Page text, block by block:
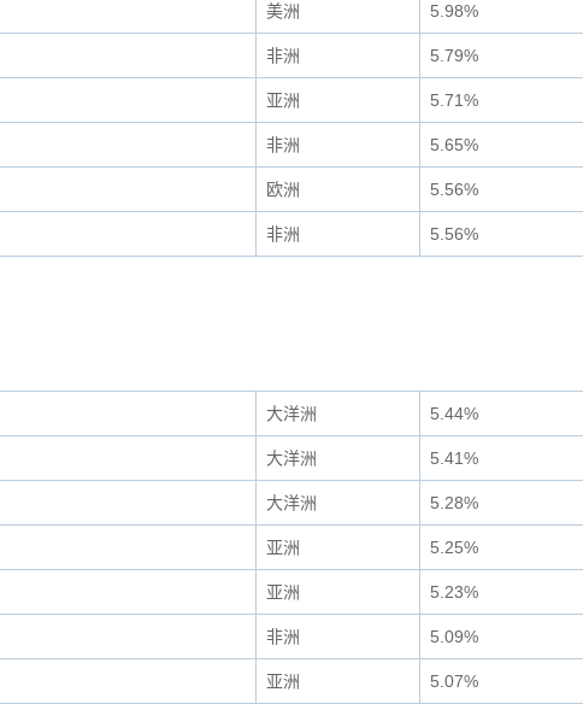
美洲 5.98%
非洲 5.79%
亚洲 5.71%
非洲 5.65%
欧洲 5.56%
非洲 5.56%
大洋洲 5.44%
大洋洲 5.41%
大洋洲 5.28%
亚洲 5.25%
亚洲 5.23%
非洲 5.09%
亚洲 5.07%